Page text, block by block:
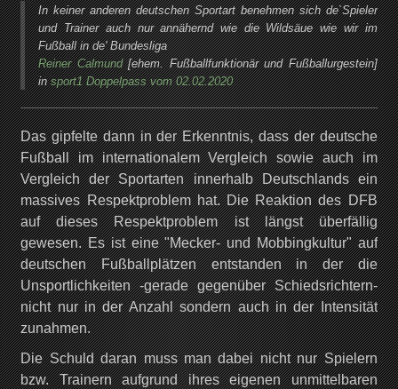
In keiner anderen deutschen Sportart benehmen sich de`Spieler
und Trainer auch nur annähernd wie die Wildsäue wie wir im
Fußball in de' Bundesliga
Reiner Calmund[ehem. Fußballfunktionär und Fußballurgestein]
insport1 Doppelpass vom 02.02.2020
Das gipfelte dann in der Erkenntnis, dass der deutsche
Fußball im internationalem Vergleich sowie auch im
Vergleich der Sportarten innerhalb Deutschlands ein
massives Respektproblem hat. Die Reaktion des DFB
auf dieses Respektproblem ist längst überfällig
gewesen. Es ist eine "Mecker- und Mobbingkultur" auf
deutschen Fußballplätzen entstanden in der die
Unsportlichkeiten -gerade gegenüber Schiedsrichtern-
nicht nur in der Anzahl sondern auch in der Intensität
zunahmen.
Die Schuld daran muss man dabei nicht nur Spielern
bzw. Trainern aufgrund ihres eigenen unmittelbaren